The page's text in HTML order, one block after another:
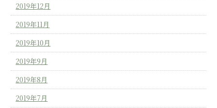
2019年12月
2019年11月
2019年10月
2019年9月
2019年8月
2019年7月